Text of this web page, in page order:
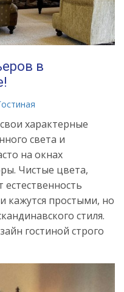
в
характерные
света и
на окнах
Чистые цвета,
кажутся простыми, но
стиля.
гостиной строго